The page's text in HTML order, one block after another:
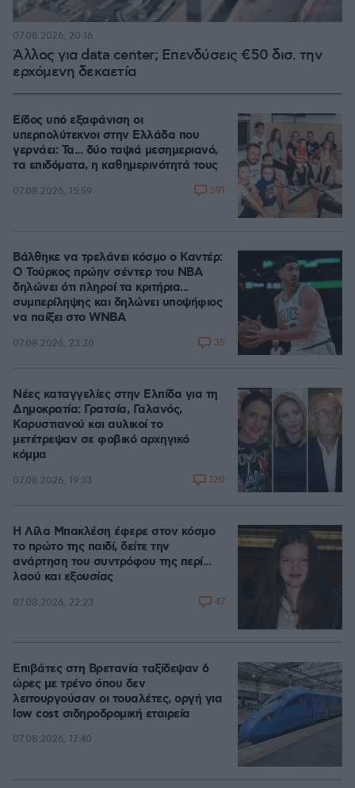
Άλλος για data center; Επενδύσεις €50 δισ. την
ερχόμενη δεκαετία
07.08.2026, 20:16
Είδος υπό εξαφάνιση οι
υπερπολύτεκνοι στην Ελλάδα που
γερνάει: Τα... δύο ταψιά μεσημεριανό,
τα επιδόματα, η καθημερινότητά τους
07.08.2026, 15:59 591
Βάλθηκε να τρελάνει κόσμο ο Καντέρ:
Ο Τούρκος πρώην σέντερ του NBA
δηλώνει ότι πληροί τα κριτήρια...
συμπερίληψης και δηλώνει υποψήφιος
να παίξει στο WNBA
07.08.2026, 23:30 35
Νέες καταγγελίες στην Ελπίδα για τη
Δημοκρατία: Γρατσία, Γαλανός,
Καρυστιανού και αυλικοί το
μετέτρεψαν σε φοβικό αρχηγικό
κόμμα
07.08.2026, 19:33 120
Η Λίλα Μπακλέση έφερε στον κόσμο
το πρώτο της παιδί, δείτε την
ανάρτηση του συντρόφου της περί...
λαού και εξουσίας
07.08.2026, 22:23 47
Επιβάτες στη Βρετανία ταξίδεψαν 6
ώρες με τρένο όπου δεν
λειτουργούσαν οι τουαλέτες, οργή για
low cost σιδηροδρομική εταιρεία
07.08.2026, 17:40